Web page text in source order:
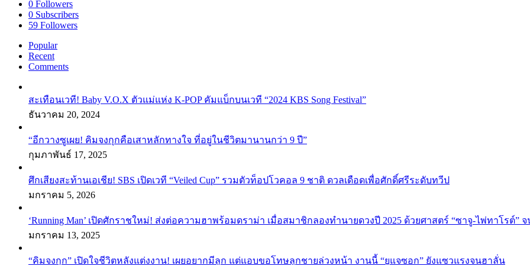
0 Followers
0 Subscribers
59 Followers
Popular
Recent
Comments
สะเทือนเวที! Baby V.O.X ตัวแม่แห่ง K-POP คัมแบ็กบนเวที “2024 KBS Song Festival”
ธันวาคม 20, 2024
“อีกวางซูเผย! คิมจงกุกคือเสาหลักทางใจ ที่อยู่ในชีวิตมานานกว่า 9 ปี”
กุมภาพันธ์ 17, 2025
ศึกเสียงสะท้านเอเชีย! SBS เปิดเวที “Veiled Cup” รวมตัวท็อปโวคอล 9 ชาติ ดวลเดือดเพื่อศักดิ์ศรีระดับทวีป
มกราคม 5, 2026
‘Running Man’ เปิดศักราชใหม่! ส่งต่อความฮาพร้อมดราม่า เมื่อสมาชิกลองทำนายดวงปี 2025 ด้วยศาสตร์ “ซาจู-ไพ่ทาโรต์”
มกราคม 13, 2025
“คิมจงกุก” เปิดใจชีวิตหลังแต่งงาน! เผยอยากมีลูก แต่แอบขอโทษลูกชายล่วงหน้า งานนี้ “ยูแจซอก” ยังแซวแรงจนฮาลั่น